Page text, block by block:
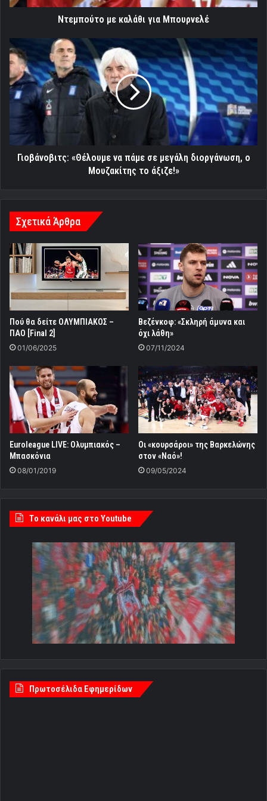
Ντεμπούτο με καλάθι για Μπουρνελέ
Γιοβάνοβιτς:
«Θέλουμε
να
πάμε
σε
μεγάλη
διοργάνωση,
Μουζακίτης
Γιοβάνοβιτς: «Θέλουμε να πάμε σε μεγάλη διοργάνωση, ο
Μουζακίτης το άξιζε!»
Σχετικά Άρθρα
Πού θα δείτε ΟΛΥΜΠΙΑΚΟΣ –
ΠΑΟ [Final 2]
01/06/2025
Βεζένκοφ: «Σκληρή άμυνα και
όχι λάθη»
07/11/2024
Euroleague LIVE: Ολυμπιακός –
Μπασκόνια
08/01/2019
Οι «κουρσάροι» της Βαρκελώνης
στον «Ναό»!
09/05/2024
Tο κανάλι μας στο Youtube
Πρωτοσέλιδα Εφημερίδων